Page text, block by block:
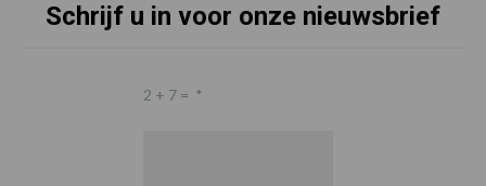
Schrijf u in voor onze nieuwsbrief
2 + 7 = *